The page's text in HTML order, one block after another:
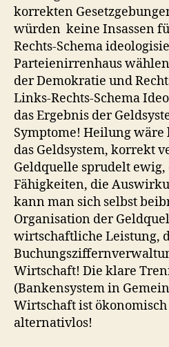
korrekten
würden keine Insassen
Rechts-Schema
Parteienirrenhaus
der Demokratie und
Links-Rechts-Schema
das Ergebnis der
Symptome! Heilung
das Geldsystem, korrekt
Geldquelle sprudelt
Fähigkeiten, die
kann man sich selbst
Organisation der
wirtschaftliche Leistung,
Wirtschaft! Die klare
(Bankensystem in
Wirtschaft ist
alternativlos!